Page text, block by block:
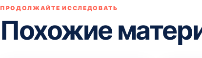
ПРОДОЛЖАЙТЕ ИССЛЕДОВАТЬ
Похожие